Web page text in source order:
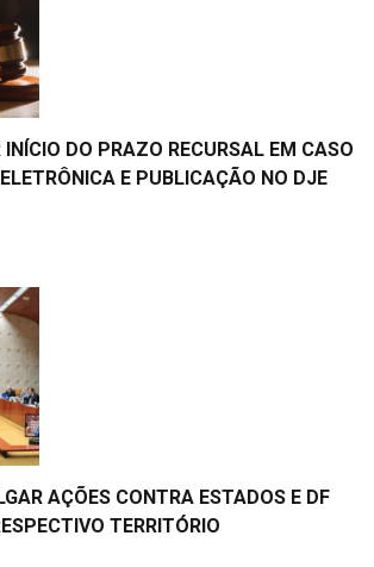
INÍCIO DO PRAZO RECURSAL EM CASO
E PUBLICAÇÃO NO DJE
AÇÕES CONTRA ESTADOS E DF
TERRITÓRIO